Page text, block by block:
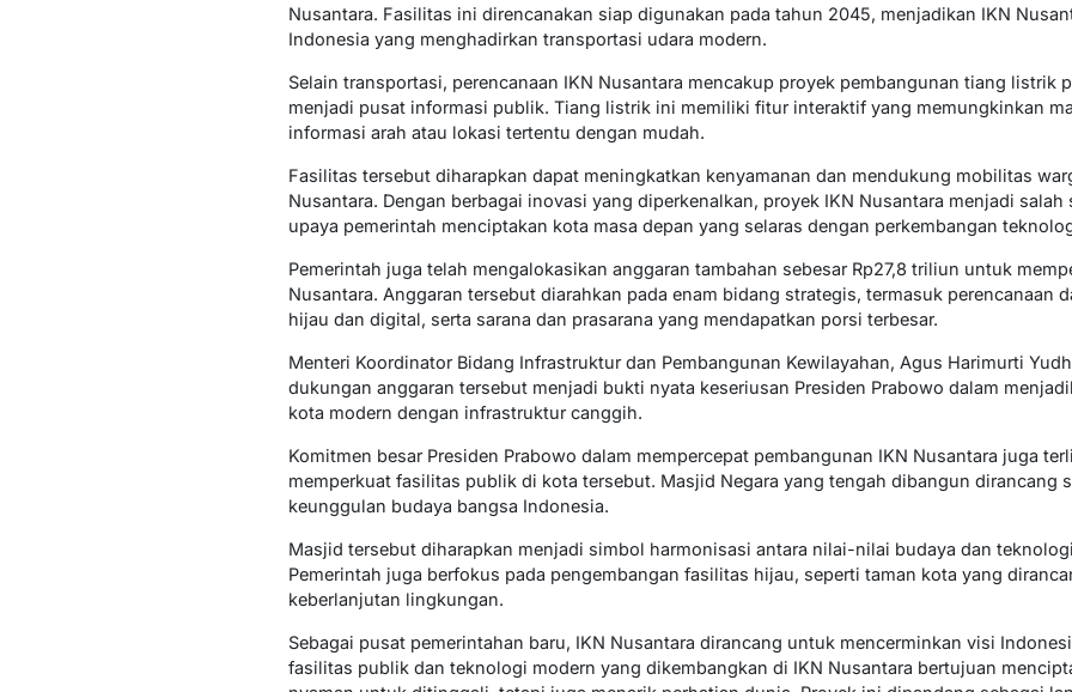
Nusantara. Fasilitas ini direncanakan siap digunakan pada tahun 2045, menjadikan IKN
Indonesia yang menghadirkan transportasi udara modern.
Selain transportasi, perencanaan IKN Nusantara mencakup proyek pembangunan tiang listrik
menjadi pusat informasi publik. Tiang listrik ini memiliki fitur interaktif yang memungkinkan
informasi arah atau lokasi tertentu dengan mudah.
Fasilitas tersebut diharapkan dapat meningkatkan kenyamanan dan mendukung mobilitas
Nusantara. Dengan berbagai inovasi yang diperkenalkan, proyek IKN Nusantara menjadi
upaya pemerintah menciptakan kota masa depan yang selaras dengan perkembangan
Pemerintah juga telah mengalokasikan anggaran tambahan sebesar Rp27,8 triliun untuk
Nusantara. Anggaran tersebut diarahkan pada enam bidang strategis, termasuk perencanaan
hijau dan digital, serta sarana dan prasarana yang mendapatkan porsi terbesar.
Menteri Koordinator Bidang Infrastruktur dan Pembangunan Kewilayahan, Agus Harimurti
dukungan anggaran tersebut menjadi bukti nyata keseriusan Presiden Prabowo dalam
kota modern dengan infrastruktur canggih.
Komitmen besar Presiden Prabowo dalam mempercepat pembangunan IKN Nusantara juga
memperkuat fasilitas publik di kota tersebut. Masjid Negara yang tengah dibangun dirancang
keunggulan budaya bangsa Indonesia.
Masjid tersebut diharapkan menjadi simbol harmonisasi antara nilai-nilai budaya dan
Pemerintah juga berfokus pada pengembangan fasilitas hijau, seperti taman kota yang
keberlanjutan lingkungan.
Sebagai pusat pemerintahan baru, IKN Nusantara dirancang untuk mencerminkan visi
fasilitas publik dan teknologi modern yang dikembangkan di IKN Nusantara bertujuan